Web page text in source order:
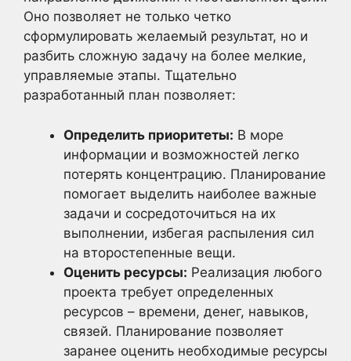
Оно позволяет не только четко
сформулировать желаемый результат, но и
разбить сложную задачу на более мелкие,
управляемые этапы. Тщательно
разработанный план позволяет:
Определить приоритеты: В море
информации и возможностей легко
потерять концентрацию. Планирование
помогает выделить наиболее важные
задачи и сосредоточиться на их
выполнении, избегая распыления сил
на второстепенные вещи.
Оценить ресурсы: Реализация любого
проекта требует определенных
ресурсов – времени, денег, навыков,
связей. Планирование позволяет
заранее оценить необходимые ресурсы